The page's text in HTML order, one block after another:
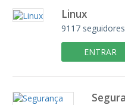
Linux
9117 seguidores
ENTRAR